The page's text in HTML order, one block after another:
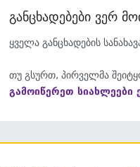
განცხადებები ვერ
ყველა განცხადების
თუ გსურთ, პირველმა
გამოიწერეთ